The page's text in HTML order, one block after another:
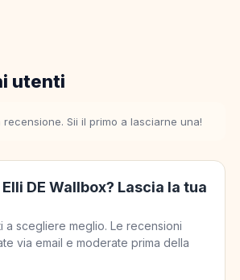
utenti
Sii il primo a lasciarne una!
DE Wallbox? Lascia la tua
a scegliere meglio. Le recensioni
via email e moderate prima della